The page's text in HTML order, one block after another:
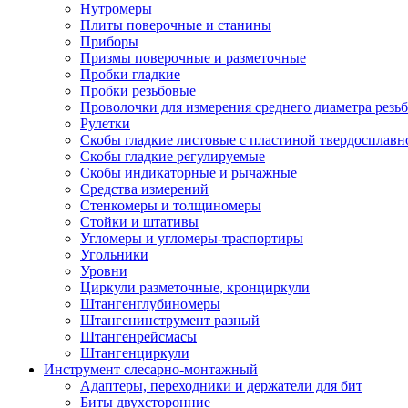
Нутромеры
Плиты поверочные и станины
Приборы
Призмы поверочные и разметочные
Пробки гладкие
Пробки резьбовые
Проволочки для измерения среднего диаметра
Рулетки
Скобы гладкие листовые с пластиной
Скобы гладкие регулируемые
Скобы индикаторные и рычажные
Средства измерений
Стенкомеры и толщиномеры
Стойки и штативы
Угломеры и угломеры-траспортиры
Угольники
Уровни
Циркули разметочные, кронциркули
Штангенглубиномеры
Штангенинструмент разный
Штангенрейсмасы
Штангенциркули
Инструмент слесарно-монтажный
Адаптеры, переходники и держатели для бит
Биты двухсторонние